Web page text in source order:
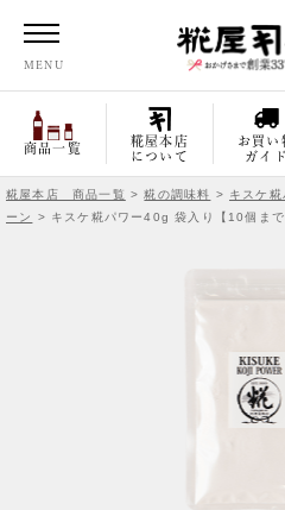
MENU
商品一覧
糀屋本店
について
お買い
ガイド
糀屋本店 商品一覧 >糀の調味料 > キスケ
ーン
> キスケ糀パワー40g 袋入り【10個まで